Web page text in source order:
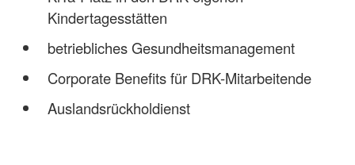
Kindertagesstätten
betriebliches Gesundheitsmanagement
Corporate Benefits für DRK-Mitarbeitende
Auslandsrückholdienst